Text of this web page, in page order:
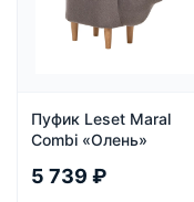
Пуфик Leset Maral
Combi «Олень»
5 739 ₽